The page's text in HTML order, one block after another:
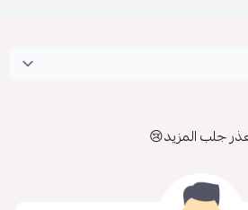
جلب المزيد😢